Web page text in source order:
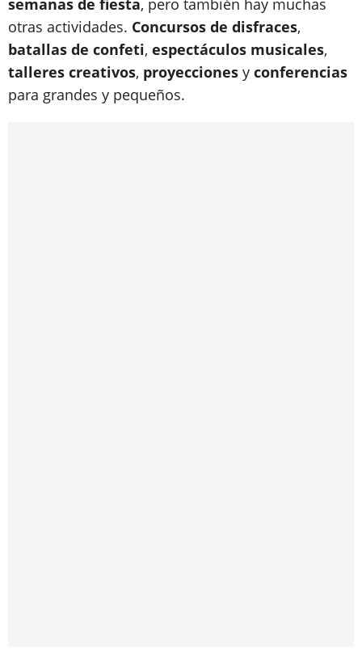
semanas de fiesta, pero también hay muchas
otras actividades. Concursos de disfraces,
batallas de confeti, espectáculos musicales,
talleres creativos, proyecciones y conferencias
para grandes y pequeños.